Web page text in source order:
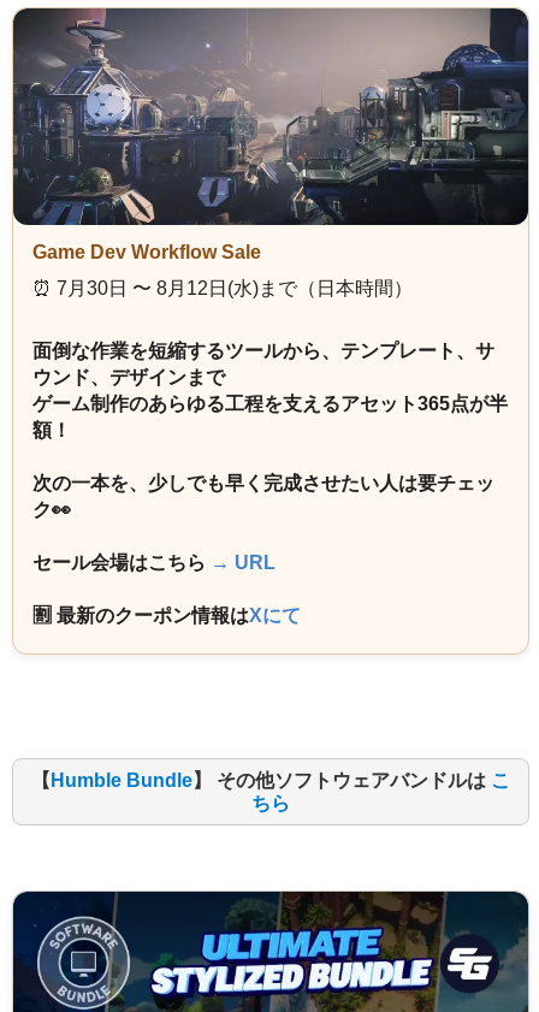
Game Dev Workflow Sale
⏰️ 7月30日 〜 8月12日(水)まで（日本時間）
面倒な作業を短縮するツールから、テンプレート、サ
ウンド、デザインまで
ゲーム制作のあらゆる工程を支えるアセット365点が半
額！
次の一本を、少しでも早く完成させたい人は要チェッ
ク👀
セール会場はこちら → URL
🈹 最新のクーポン情報はXにて
【 Humble Bundle】 その他ソフトウェアバンドルは こ
ちら